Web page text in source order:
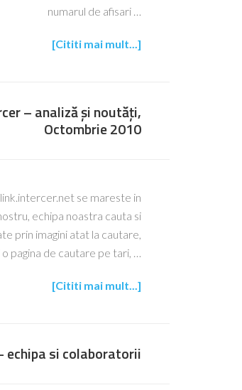
numarul de afisari …
[Cititi mai mult...]
– analiză și noutăți,
Octombrie 2010
se mareste in
echipa noastra cauta si
prin imagini atat la cautare,
o pagina de cautare pe tari, …
[Cititi mai mult...]
echipa si colaboratorii